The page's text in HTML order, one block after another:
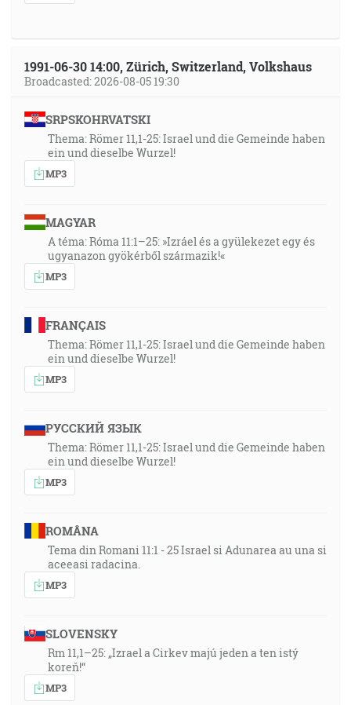
1991-06-30 14:00, Zürich, Switzerland, Volkshaus
Broadcasted: 2026-08-05 19:30
SRPSKOHRVATSKI
Thema: Römer 11,1-25: Israel und die Gemeinde haben
ein und dieselbe Wurzel!
MP3
MAGYAR
A téma: Róma 11:1–25: »Izráel és a gyülekezet egy és
ugyanazon gyökérből származik!«
MP3
FRANÇAIS
Thema: Römer 11,1-25: Israel und die Gemeinde haben
ein und dieselbe Wurzel!
MP3
РУССКИЙ ЯЗЫК
Thema: Römer 11,1-25: Israel und die Gemeinde haben
ein und dieselbe Wurzel!
MP3
ROMÂNA
Tema din Romani 11:1 - 25 Israel si Adunarea au una si
aceeasi radacina.
MP3
SLOVENSKY
Rm 11,1–25: „Izrael a Cirkev majú jeden a ten istý
koreň!“
MP3